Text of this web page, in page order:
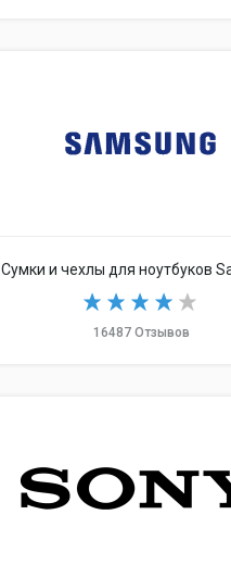
Сумки и чехлы для ноутбуков
16487 Отзывов